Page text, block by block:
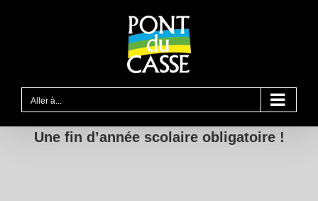
Aller à...
Une fin d’année scolaire obligatoire !